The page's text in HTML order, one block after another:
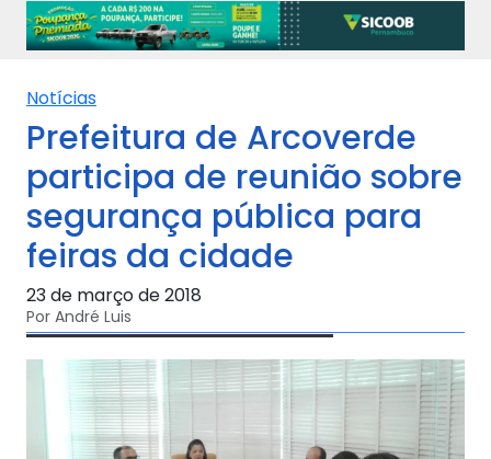
Notícias
Prefeitura de Arcoverde
participa de reunião sobre
segurança pública para
feiras da cidade
23 de março de 2018
Por André Luis